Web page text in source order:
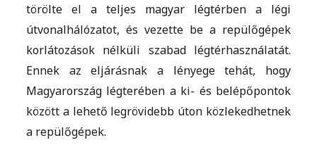
törölte el a teljes magyar légtérben a légi
útvonalhálózatot, és vezette be a repülőgépek
korlátozások nélküli szabad légtérhasználatát.
Ennek az eljárásnak a lényege tehát, hogy
Magyarország légterében a ki- és belépőpontok
között a lehető legrövidebb úton közlekedhetnek
a repülőgépek.